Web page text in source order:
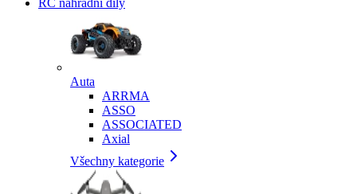
RC náhradní díly
Auta
ARRMA
ASSO
ASSOCIATED
Axial
Všechny kategorie